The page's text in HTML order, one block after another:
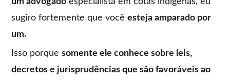
sugiro fortemente que vocêesteja amparado por
um.
Isso porquesomente ele conhece sobre leis,
decretos e jurisprudências que são favoráveis ao